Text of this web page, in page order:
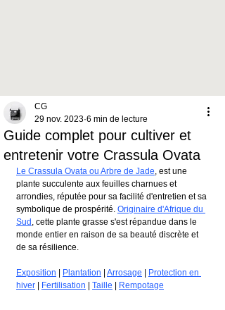
Guide complet pour cultiver et
entretenir votre Crassula Ovata
CG
29 nov. 2023 6 min de lecture
Le Crassula Ovata ou Arbre de Jade, est une
plante succulente aux feuilles charnues et
arrondies, réputée pour sa facilité d'entretien et sa
symbolique de prospérité. Originaire d'Afrique du
Sud , cette plante grasse s'est répandue dans le
monde entier en raison de sa beauté discrète et
de sa résilience.
Exposition Plantation Arrosage
Protection en
hiver
Fertilisation Taille Rempotage